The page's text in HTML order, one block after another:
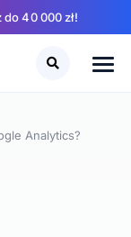
40 000 zł!
Analytics?
Szukaj